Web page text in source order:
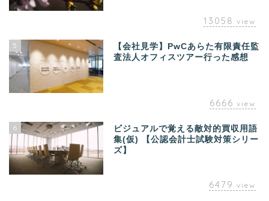
13058 view
5
【会社見学】PwCあらた有限責任監
査法人オフィスツアー行った感想
6666 view
6
ビジュアルで覚える敵対的買収用語
集(仮) 【公認会計士試験対策シリー
ズ】
6479 view